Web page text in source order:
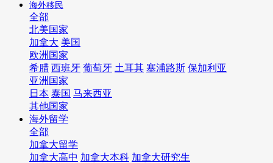
海外移民
全部
北美国家
加拿大 美国
欧洲国家
希腊 西班牙 葡萄牙 土耳其 塞浦路斯 保加利亚
亚洲国家
日本 泰国 马来西亚
其他国家
海外留学
全部
加拿大留学
加拿大高中 加拿大本科 加拿大研究生